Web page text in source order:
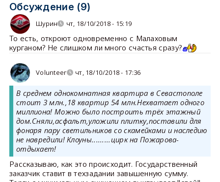
Обсуждение (9)
Шурин чт, 18/10/2018 - 15:19
То есть, откроют одновременно с Малаховым
курганом? Не слишком ли много счастья сразу?
Volunteer чт, 18/10/2018 - 17:36
В среднем однокомнатная квартира в Севастополе
стоит 3 млн.,18 квартир 54 млн.Нехватает одного
миллиона! Можно было построить трёх этажный
дом.Сняли,асфальт,уложили плитку,поставили для
фонаря пару светильников со скамейками и наследию
не навредили! Клоуны.........цирк на Пожарова-
отдыхает!
Рассказываю, как это происходит. Государственный
заказчик ставит в техзадании завышенную сумму.